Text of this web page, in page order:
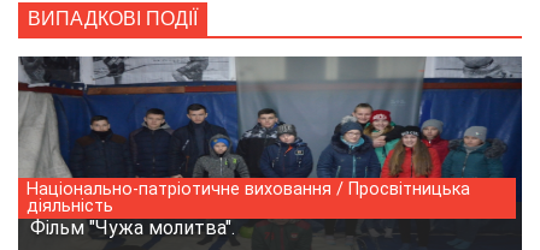
ВИПАДКОВІ ПОДІЇ
Національно-патріотичне виховання / Просвітницька
діяльність
Фільм "Чужа молитва".